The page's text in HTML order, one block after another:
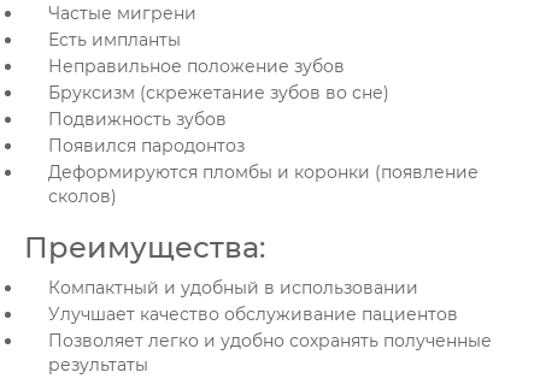
Частые мигрени
Есть импланты
Неправильное положение зубов
Бруксизм (скрежетание зубов во сне)
Подвижность зубов
Появился пародонтоз
Деформируются пломбы и коронки (появление
сколов)
Преимущества:
Компактный и удобный в использовании
Улучшает качество обслуживание пациентов
Позволяет легко и удобно сохранять полученные
результаты